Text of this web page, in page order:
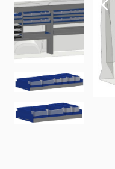
Fiat
Doblo
Scudo
e Scudo
e Doblo
Talento
Ducato